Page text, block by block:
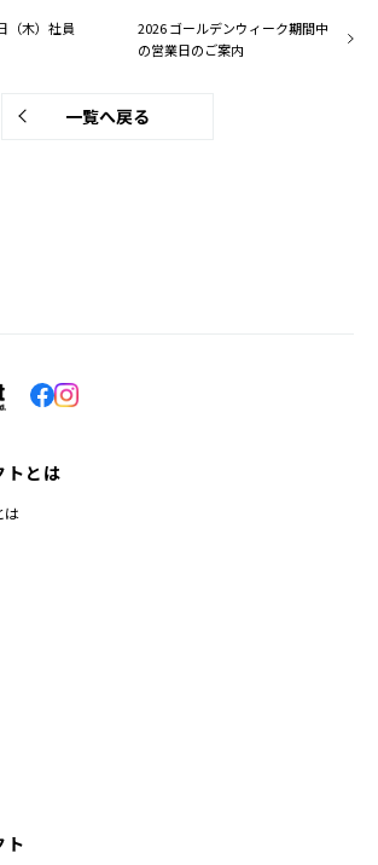
（木）社員
一覧へ戻る
2026 ゴールデンウィーク期間中
の営業日のご案内
トとは
は
ト